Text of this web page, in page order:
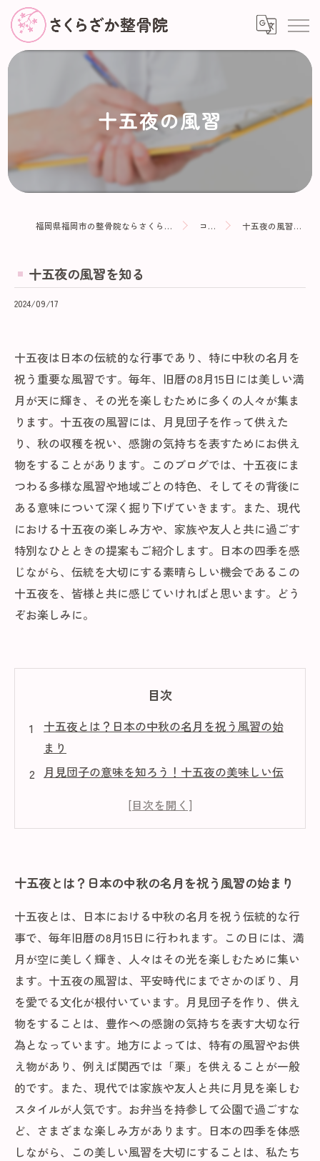
十五夜の風習
福岡県福岡市の整骨院ならさくらざか整骨院 コラム 十五夜の風習を知る
十五夜の風習を知る
2024/09/17
十五夜は日本の伝統的な行事であり、特に中秋の名月を
祝う重要な風習です。毎年、旧暦の8月15日には美しい満
月が天に輝き、その光を楽しむために多くの人々が集ま
ります。十五夜の風習には、月見団子を作って供えた
り、秋の収穫を祝い、感謝の気持ちを表すためにお供え
物をすることがあります。このブログでは、十五夜にま
つわる多様な風習や地域ごとの特色、そしてその背後に
ある意味について深く掘り下げていきます。また、現代
における十五夜の楽しみ方や、家族や友人と共に過ごす
特別なひとときの提案もご紹介します。日本の四季を感
じながら、伝統を大切にする素晴らしい機会であるこの
十五夜を、皆様と共に感じていければと思います。どう
ぞお楽しみに。
目次
十五夜とは？日本の中秋の名月を祝う風習の始
まり
月見団子の意味を知ろう！十五夜の美味しい伝
収穫に感謝する！十五夜にまつわる地域の特色
現代の十五夜の楽しみ方と、その文化の継承
十五夜に見る満月の魅力とその歴史的背景
十五夜とは？日本の中秋の名月を祝う風習の始まり
十五夜とは、日本における中秋の名月を祝う伝統的な行
事で、毎年旧暦の8月15日に行われます。この日には、満
月が空に美しく輝き、人々はその光を楽しむために集い
ます。十五夜の風習は、平安時代にまでさかのぼり、月
を愛でる文化が根付いています。月見団子を作り、供え
物をすることは、豊作への感謝の気持ちを表す大切な行
為となっています。地方によっては、特有の風習やお供
え物があり、例えば関西では「栗」を供えることが一般
的です。また、現代では家族や友人と共に月見を楽しむ
スタイルが人気です。お弁当を持参して公園で過ごすな
ど、さまざまな楽しみ方があります。日本の四季を体感
しながら、この美しい風習を大切にすることは、私たち